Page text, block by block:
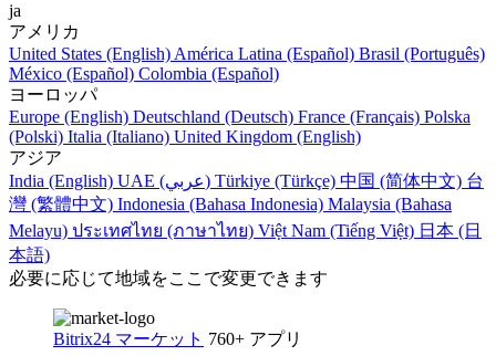
ja
アメリカ
United States (English) América Latina (Español) Brasil (Português)
México (Español) Colombia (Español)
ヨーロッパ
Europe (English) Deutschland (Deutsch) France (Français) Polska
(Polski) Italia (Italiano) United Kingdom (English)
アジア
India (English)
UAE (عربي) Türkiye (Türkçe) 中国 (简体中文) 台
灣 (繁體中文) Indonesia (Bahasa Indonesia) Malaysia (Bahasa
Melayu) ประเทศไทย (ภาษาไทย) Việt Nam (Tiếng Việt) 日本 (日
本語)
必要に応じて地域をここで変更できます
Bitrix24 マーケット 760+ アプリ